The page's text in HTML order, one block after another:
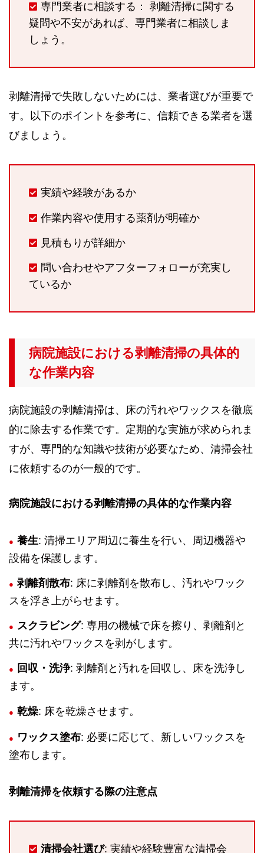
専門業者に相談する： 剥離清掃に関する
疑問や不安があれば、専門業者に相談しま
しょう。
剥離清掃で失敗しないためには、業者選びが重要で
す。以下のポイントを参考に、信頼できる業者を選
びましょう。
実績や経験があるか
作業内容や使用する薬剤が明確か
見積もりが詳細か
問い合わせやアフターフォローが充実し
ているか
病院施設における剥離清掃の具体的
な作業内容
病院施設の剥離清掃は、床の汚れやワックスを徹底
的に除去する作業です。定期的な実施が求められま
すが、専門的な知識や技術が必要なため、清掃会社
に依頼するのが一般的です。
病院施設における剥離清掃の具体的な作業内容
養生: 清掃エリア周辺に養生を行い、周辺機器や
設備を保護します。
剥離剤散布: 床に剥離剤を散布し、汚れやワック
スを浮き上がらせます。
スクラビング: 専用の機械で床を擦り、剥離剤と
共に汚れやワックスを剥がします。
回収・洗浄: 剥離剤と汚れを回収し、床を洗浄し
ます。
乾燥: 床を乾燥させます。
ワックス塗布: 必要に応じて、新しいワックスを
塗布します。
剥離清掃を依頼する際の注意点
清掃会社選び: 実績や経験豊富な清掃会